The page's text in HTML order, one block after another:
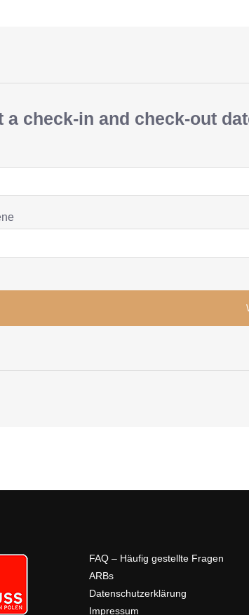
a check-in and check-out
FAQ – Häufig gestellte Fragen
ARBs
Datenschutzerklärung
Impressum